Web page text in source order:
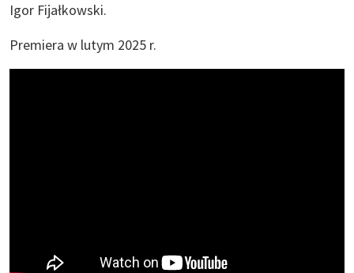
Igor Fijałkowski.
Premiera w lutym 2025 r.